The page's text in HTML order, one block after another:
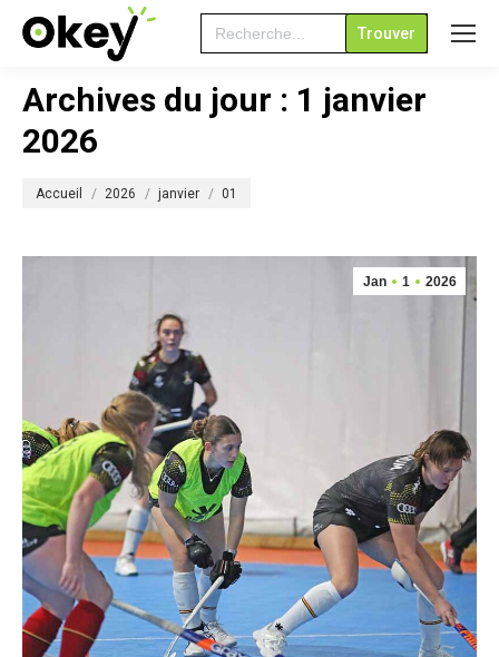
Search
for:
Archives du jour : 1 janvier
2026
Accueil 2026 janvier 01
Jan 1 2026